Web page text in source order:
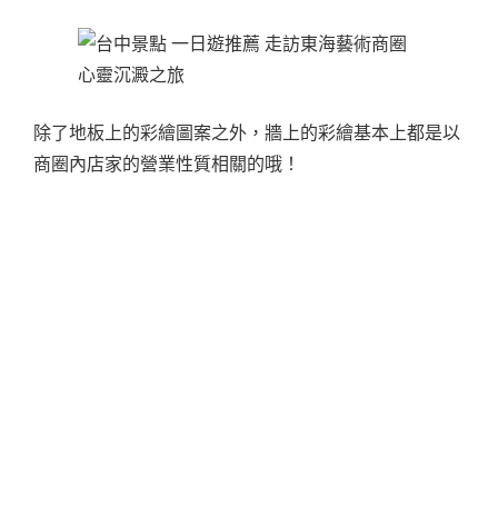
除了地板上的彩繪圖案之外，牆上的彩繪基本上都是以
商圈內店家的營業性質相關的哦！